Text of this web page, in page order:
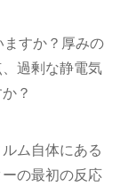
すか？厚みの
過剰な静電気
？
ム自体にある
の最初の反応